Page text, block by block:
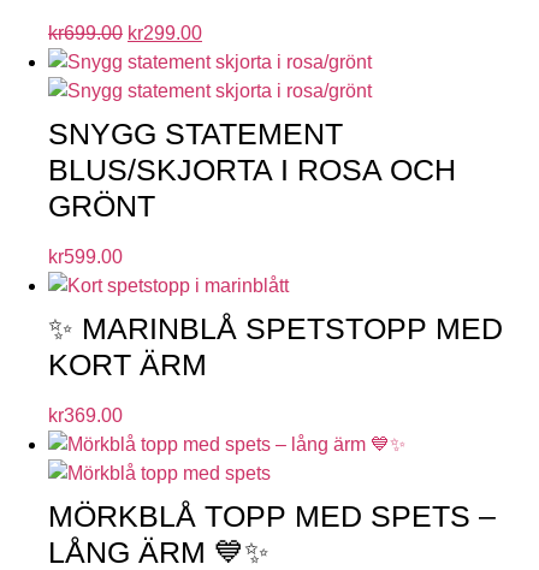
kr699.00 kr299.00
SNYGG STATEMENT
BLUS/SKJORTA I ROSA OCH
GRÖNT
kr599.00
✨ MARINBLÅ SPETSTOPP MED
KORT ÄRM
kr369.00
MÖRKBLÅ TOPP MED SPETS –
LÅNG ÄRM 💙✨